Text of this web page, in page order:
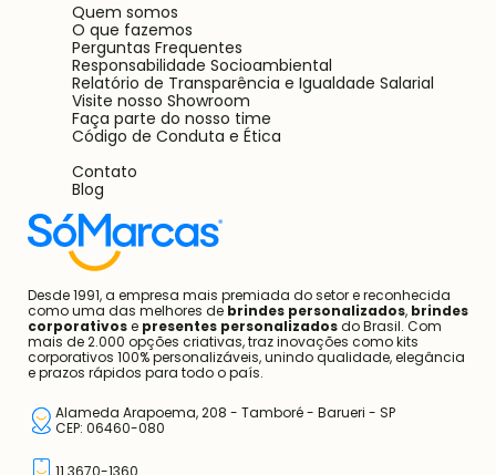
Desde 1991, a empresa mais premiada do setor e reconhecida
como uma das melhores de brindes personalizados, brindes
corporativose presentes personalizadosdo Brasil. Com
mais de 2.000 opções criativas, traz inovações como kits
corporativos 100% personalizáveis, unindo qualidade, elegância
e prazos rápidos para todo o país.
Alameda Arapoema, 208 - Tamboré - Barueri - SP
CEP: 06460-080
11 3670-1360
Quem somos
O que fazemos
Perguntas Frequentes
Responsabilidade Socioambiental
Relatório de Transparência e Igualdade Salarial
Visite nosso Showroom
Faça parte do nosso time
Código de Conduta e Ética
Contato
Blog